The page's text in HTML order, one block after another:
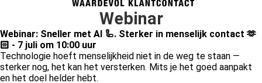
Webinar
Webinar: Sneller met AI 🦾. Sterker in menselijk contact 🫶
🏻 - 7 juli om 10:00 uur
Technologie hoeft menselijkheid niet in de weg te staan —
sterker nog, het kan het versterken. Mits je het goed aanpakt
en het doel helder hebt.